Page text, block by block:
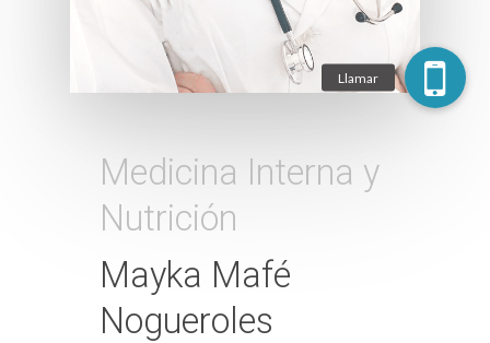
Medicina Interna y
Nutrición
Mayka Mafé
Nogueroles